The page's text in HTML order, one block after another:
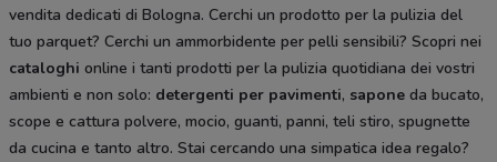
vendita dedicati di Bologna. Cerchi un prodotto per la pulizia del
tuo parquet? Cerchi un ammorbidente per pelli sensibili? Scopri nei
cataloghi online i tanti prodotti per la pulizia quotidiana dei vostri
ambienti e non solo: detergenti per pavimenti, sapone da bucato,
scope e cattura polvere, mocio, guanti, panni, teli stiro, spugnette
da cucina e tanto altro. Stai cercando una simpatica idea regalo?